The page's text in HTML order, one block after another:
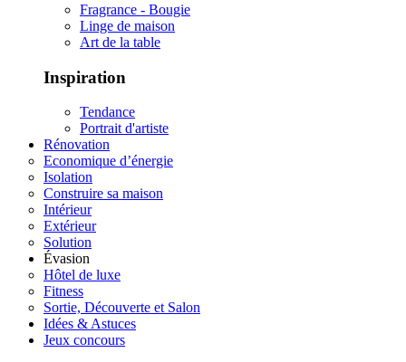
Fragrance - Bougie
Linge de maison
Art de la table
Inspiration
Tendance
Portrait d'artiste
Rénovation
Economique d’énergie
Isolation
Construire sa maison
Intérieur
Extérieur
Solution
Évasion
Hôtel de luxe
Fitness
Sortie, Découverte et Salon
Idées & Astuces
Jeux concours